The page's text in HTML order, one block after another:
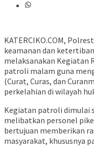
KATERCIKO.COM,
keamanan dan
melaksanakan Kegiatan
patroli malam guna
(Curat, Curas, dan
perkelahian di wilayah
Kegiatan patroli dimulai
melibatkan personel
bertujuan memberikan
masyarakat, khususnya